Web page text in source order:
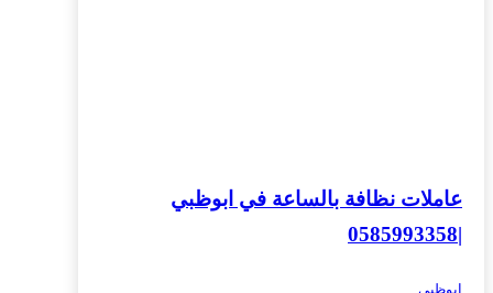
عاملات نظافة بالساعة في ابوظبي
|0585993358
ابوظبي